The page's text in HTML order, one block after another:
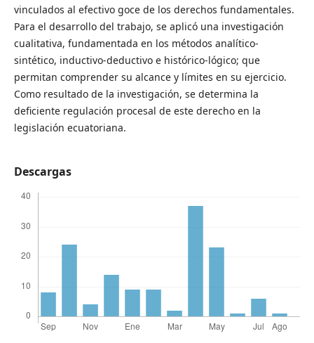
vinculados al efectivo goce de los derechos fundamentales.
Para el desarrollo del trabajo, se aplicó una investigación
cualitativa, fundamentada en los métodos analítico-
sintético, inductivo-deductivo e histórico-lógico; que
permitan comprender su alcance y límites en su ejercicio.
Como resultado de la investigación, se determina la
deficiente regulación procesal de este derecho en la
legislación ecuatoriana.
Descargas